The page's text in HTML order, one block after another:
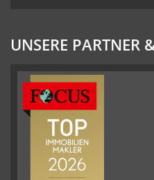
UNSERE PARTNER